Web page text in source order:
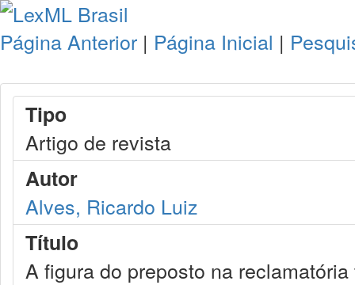
Página Anterior | Página Inicial |
Tipo
Artigo de revista
Autor
Alves, Ricardo Luiz
Título
A figura do preposto na